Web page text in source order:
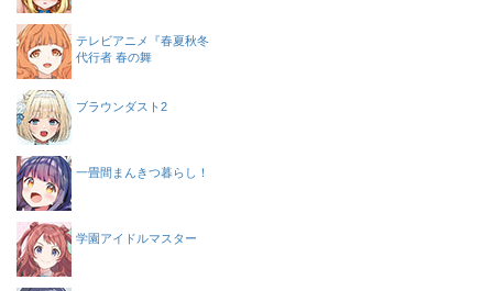
テレビアニメ『春夏秋冬
代行者 春の舞
ブラウンダスト2
一畳間まんきつ暮らし！
学園アイドルマスター